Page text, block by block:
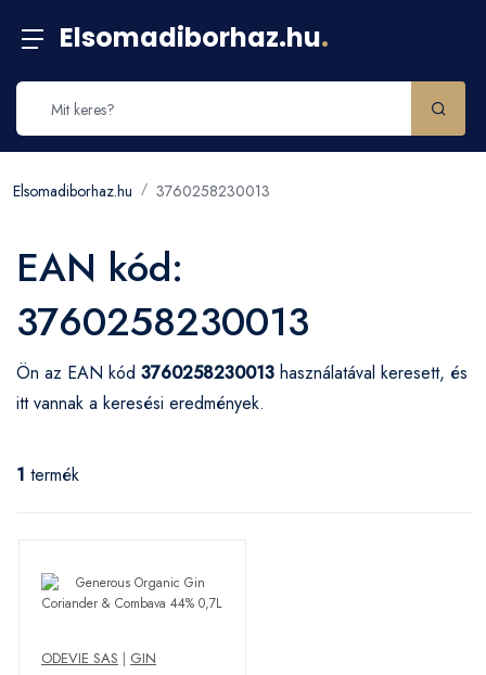
Elsomadiborhaz.hu.
Elsomadiborhaz.hu 3760258230013
EAN kód:
3760258230013
Ön az EAN kód 3760258230013 használatával keresett, és
itt vannak a keresési eredmények.
1 termék
ODEVIE SAS | GIN